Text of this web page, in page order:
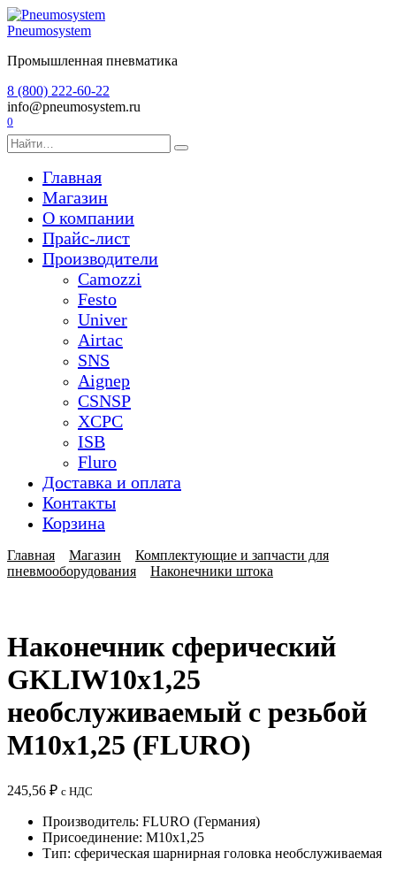
Перейти
к
Pneumosystem
Промышленная пневматика
8 (800) 222-60-22
info@pneumosystem.ru
0
Search
for:
Главная
Магазин
О компании
Прайс-лист
Производители
Camozzi
Festo
Univer
Airtac
SNS
Aignep
CSNSP
XCPC
ISB
Fluro
Доставка и оплата
Контакты
Корзина
Главная Магазин
Комплектующие и запчасти для
пневмооборудования
Наконечники штока
Наконечник сферический
GKLIW10x1,25
необслуживаемый с резьбой
M10x1,25 (FLURO)
245,56 ₽ с НДС
Производитель: FLURO (Германия)
Присоединение: M10х1,25
Тип: сферическая шарнирная головка необслуживаемая